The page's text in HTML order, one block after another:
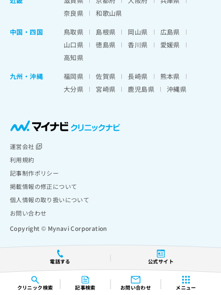
クリニック検索 記事検索 お問い合わせ メニュー
電話する 公式サイト
奈良県
和歌山県
中国・四国
鳥取県 島根県 岡山県
広島県
山口県
徳島県 香川県
愛媛県
高知県
九州・沖縄
福岡県 佐賀県 長崎県
熊本県
大分県
宮崎県 鹿児島県 沖縄県
運営会社
利用規約
記事制作ポリシー
掲載情報の修正について
個人情報の取り扱いについて
お問い合わせ
Copyright © Mynavi Corporation